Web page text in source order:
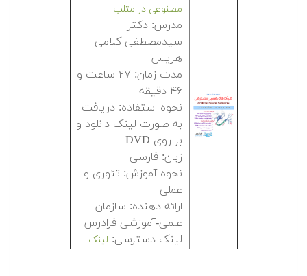
مصنوعی در متلب
مدرس: دکتر
سیدمصطفی کلامی
هریس
مدت زمان: ۲۷ ساعت و
۴۶ دقیقه
نحوه استفاده: دریافت
به صورت لینک دانلود و
بر روی DVD
زبان: فارسی
نحوه آموزش: تئوری و
عملی
ارائه دهنده: سازمان
علمی-آموزشی فرادرس
لینک دسترسی: لینک